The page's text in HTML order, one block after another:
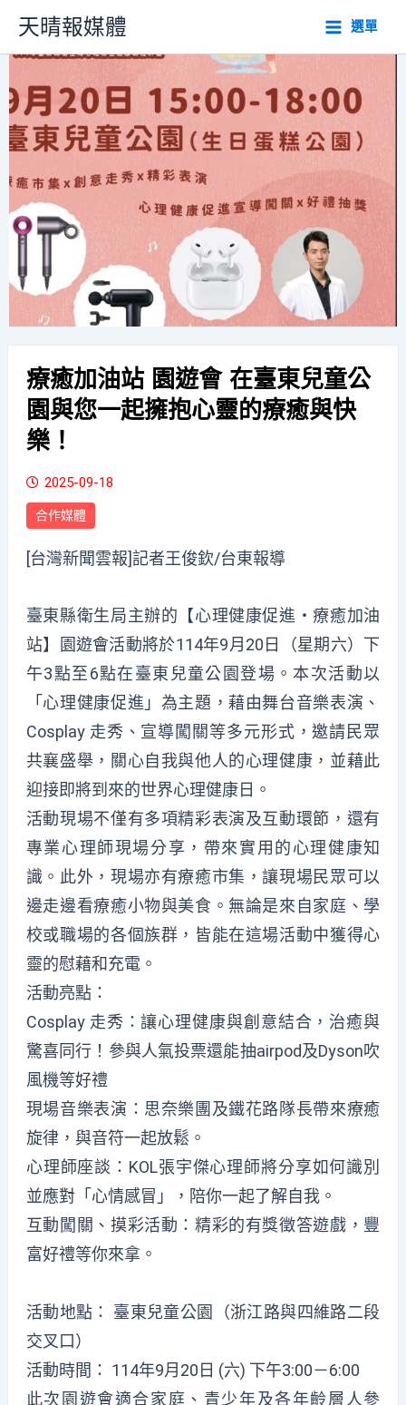
主
內
容
天晴報媒體 選單
療癒加油站 園遊會 在臺東兒童公
園與您一起擁抱心靈的療癒與快
樂！
2025-09-18
合作媒體
[台灣新聞雲報]記者王俊欽/台東報導
臺東縣衛生局主辦的【心理健康促進・療癒加油
站】園遊會活動將於114年9月20日（星期六）下
午3點至6點在臺東兒童公園登場。本次活動以
「心理健康促進」為主題，藉由舞台音樂表演、
Cosplay 走秀、宣導闖關等多元形式，邀請民眾
共襄盛舉，關心自我與他人的心理健康，並藉此
迎接即將到來的世界心理健康日。
活動現場不僅有多項精彩表演及互動環節，還有
專業心理師現場分享，帶來實用的心理健康知
識。此外，現場亦有療癒市集，讓現場民眾可以
邊走邊看療癒小物與美食。無論是來自家庭、學
校或職場的各個族群，皆能在這場活動中獲得心
靈的慰藉和充電。
活動亮點：
Cosplay 走秀：讓心理健康與創意結合，治癒與
驚喜同行！參與人氣投票還能抽airpod及Dyson吹
風機等好禮
現場音樂表演：思奈樂團及鐵花路隊長帶來療癒
旋律，與音符一起放鬆。
心理師座談：KOL張宇傑心理師將分享如何識別
並應對「心情感冒」，陪你一起了解自我。
互動闖關、摸彩活動：精彩的有獎徵答遊戲，豐
富好禮等你來拿。
活動地點： 臺東兒童公園（浙江路與四維路二段
交叉口）
活動時間： 114年9月20日 (六) 下午3:00－6:00
此次園遊會適合家庭、青少年及各年齡層人參